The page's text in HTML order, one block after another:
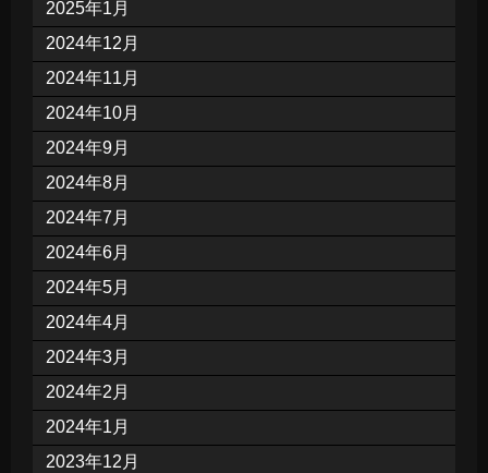
2025年1月
2024年12月
2024年11月
2024年10月
2024年9月
2024年8月
2024年7月
2024年6月
2024年5月
2024年4月
2024年3月
2024年2月
2024年1月
2023年12月